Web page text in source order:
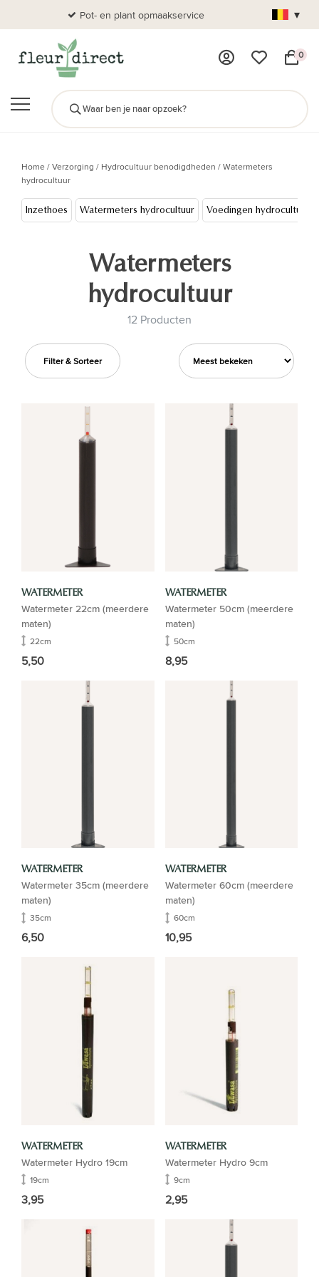
Pot- en plant opmaakservice ▾
0
Home/Verzorging / Hydrocultuur benodigdheden /Watermeters
hydrocultuur
Inzethoes Watermeters hydrocultuur Voedingen hydrocultuur
Watermeters
hydrocultuur
12 Producten
Filter & Sorteer
WATERMETER
Watermeter 22cm (meerdere
maten)
22cm
5,50
WATERMETER
Watermeter 50cm (meerdere
maten)
50cm
8,95
WATERMETER
Watermeter 35cm (meerdere
maten)
35cm
6,50
WATERMETER
Watermeter 60cm (meerdere
maten)
60cm
10,95
WATERMETER
Watermeter Hydro 19cm
19cm
3,95
WATERMETER
Watermeter Hydro 9cm
9cm
2,95